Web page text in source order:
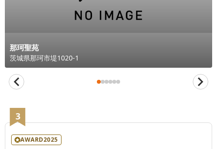
那珂聖苑
茨城県那珂市堤1020-1
3
AWARD2025